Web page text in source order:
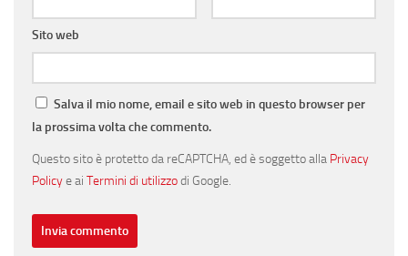
Sito web
Salva il mio nome, email e sito web in questo browser per
la prossima volta che commento.
Questo sito è protetto da reCAPTCHA, ed è soggetto alla Privacy
Policye ai Termini di utilizzodi Google.